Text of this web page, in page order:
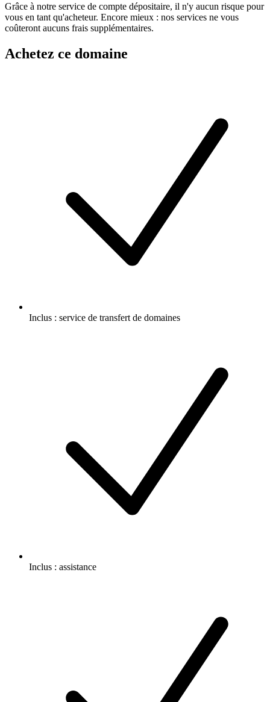
Grâce à notre service de compte dépositaire, il n'y aucun risque pour
vous en tant qu'acheteur. Encore mieux : nos services ne vous
coûteront aucuns frais supplémentaires.
Achetez ce domaine
Inclus : service de transfert de domaines
Inclus : assistance